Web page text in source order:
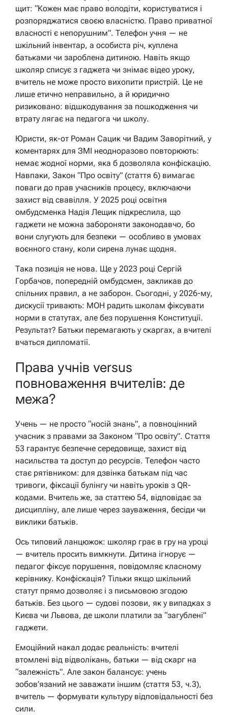
щит: “Кожен має право володіти, користуватися і
розпоряджатися своєю власністю. Право приватної
власності є непорушним”. Телефон учня — не
шкільний інвентар, а особиста річ, куплена
батьками чи зароблена дитиною. Навіть якщо
школяр списує з гаджета чи знімає відео уроку,
вчитель не може просто вихопити пристрій. Це не
лише етично неправильно, а й юридично
ризиковано: відшкодування за пошкодження чи
втрату лягає на педагога чи школу.
Юристи, як-от Роман Сацик чи Вадим Заворітний, у
коментарях для ЗМІ неодноразово повторюють:
немає жодної норми, яка б дозволяла конфіскацію.
Навпаки, Закон “Про освіту” (стаття 6) вимагає
поваги до прав учасників процесу, включаючи
захист від свавілля. У 2025 році освітня
омбудсменка Надія Лещик підкреслила, що
гаджети не можна забороняти законодавчо, бо
вони слугують для безпеки — особливо в умовах
воєнного стану, коли сирена лунає щодня.
Така позиція не нова. Ще у 2023 році Сергій
Горбачов, попередній омбудсмен, закликав до
спільних правил, а не заборон. Сьогодні, у 2026-му,
дискусії тривають: МОН радить школам фіксувати
норми в статутах, але без порушення Конституції.
Результат? Батьки перемагають у скаргах, а вчителі
вчаться дипломатії.
Права учнів versus
повноваження вчителів: де
межа?
Учень — не просто “носій знань”, а повноцінний
учасник з правами за Законом “Про освіту”. Стаття
53 гарантує безпечне середовище, захист від
насильства та доступ до ресурсів. Телефон часто
стає рятівником: для дзвінка батькам під час
тривоги, фіксації булінгу чи навіть уроків з QR-
кодами. Вчитель же, за статтею 54, відповідає за
дисципліну, але лише через зауваження, бесіди чи
виклики батьків.
Ось типовий ланцюжок: школяр грає в гру на уроці
— вчитель просить вимкнути. Дитина ігнорує —
педагог фіксує порушення, повідомляє класному
керівнику. Конфіскація? Тільки якщо шкільний
статут прямо дозволяє і з письмовою згодою
батьків. Без цього — судові позови, як у випадках з
Києва чи Львова, де школи платили за “загублені”
гаджети.
Емоційний накал додає реальність: вчителі
втомлені від відволікань, батьки — від скарг на
“залежність”. Але закон балансує: учень
зобов’язаний не заважати іншим (стаття 53, ч.3),
вчитель — формувати культуру відповідальності без
сили.